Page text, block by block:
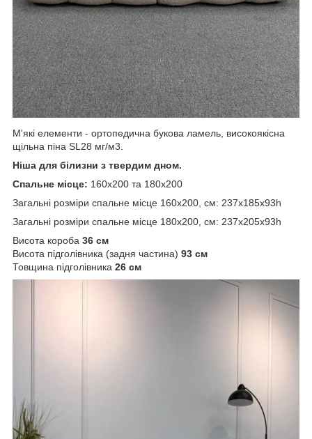
М'які елементи - ортопедична букова ламель, високоякісна
щільна піна SL28 мг/м3.
Ніша для білизни з твердим дном.
Спальне місце: 160х200 та 180х200
Загальні розміри спальне місце 160х200, см: 237х185х93h
Загальні розміри спальне місце 180х200, см: 237х205х93h
Висота короба 36 см
Висота підголівника (задня частина) 93 см
Товщина підголівника 26 см